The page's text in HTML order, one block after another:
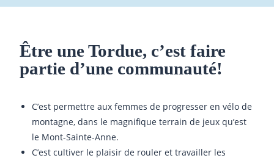
Être une Tordue, c’est faire
partie d’une communauté!
C’est permettre aux femmes de progresser en vélo de
montagne, dans le magnifique terrain de jeux qu’est
le Mont-Sainte-Anne.
C’est cultiver le plaisir de rouler et travailler les